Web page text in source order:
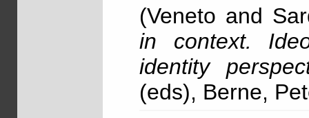
(Veneto and
in context.
identity
(eds), Berne,